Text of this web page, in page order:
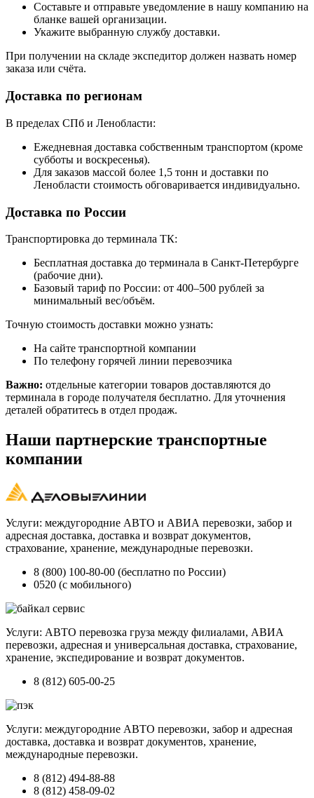
Составьте и отправьте уведомление в нашу компанию на
бланке вашей организации.
Укажите выбранную службу доставки.
При получении на складе экспедитор должен назвать номер
заказа или счёта.
Доставка по регионам
В пределах СПб и Ленобласти:
Ежедневная доставка собственным транспортом (кроме
субботы и воскресенья).
Для заказов массой более 1,5 тонн и доставки по
Ленобласти стоимость обговаривается индивидуально.
Доставка по России
Транспортировка до терминала ТК:
Бесплатная доставка до терминала в Санкт-Петербурге
(рабочие дни).
Базовый тариф по России: от 400–500 рублей за
минимальный вес/объём.
Точную стоимость доставки можно узнать:
На сайте транспортной компании
По телефону горячей линии перевозчика
Важно: отдельные категории товаров доставляются до
терминала в городе получателя бесплатно. Для уточнения
деталей обратитесь в отдел продаж.
Наши партнерские транспортные
компании
Услуги: междугородние АВТО и АВИА перевозки, забор и
адресная доставка, доставка и возврат документов,
страхование, хранение, международные перевозки.
8 (800) 100-80-00 (бесплатно по России)
0520 (с мобильного)
Услуги: АВТО перевозка груза между филиалами, АВИА
перевозки, адресная и универсальная доставка, страхование,
хранение, экспедирование и возврат документов.
8 (812) 605-00-25
Услуги: междугородние АВТО перевозки, забор и адресная
доставка, доставка и возврат документов, хранение,
международные перевозки.
8 (812) 494-88-88
8 (812) 458-09-02